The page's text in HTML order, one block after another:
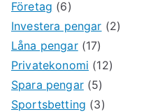
Företag (6)
Investera pengar (2)
Låna pengar(17)
Privatekonomi (12)
Spara pengar(5)
Sportsbetting (3)